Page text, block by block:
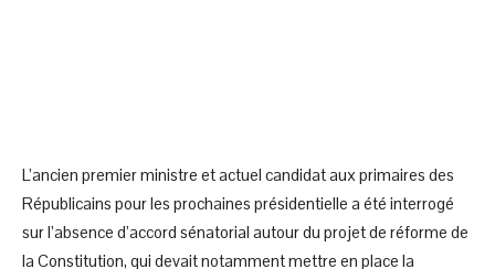
L’ancien premier ministre et actuel candidat aux primaires des
Républicains pour les prochaines présidentielle a été interrogé
sur l’absence d’accord sénatorial autour du projet de réforme de
la Constitution, qui devait notamment mettre en place la